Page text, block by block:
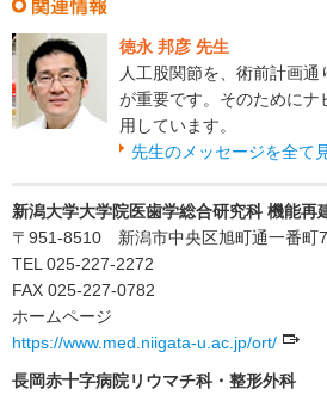
徳永 邦彦 先生
人工股関節を、術前計画
が重要です。そのために
用しています。
先生のメッセージを全て
新潟大学大学院医歯学総合研究科 機能再
〒951-8510 新潟市中央区旭町通一番町
TEL 025-227-2272
FAX 025-227-0782
ホームページ
https://www.med.niigata-u.ac.jp/ort/
長岡赤十字病院リウマチ科・整形外科